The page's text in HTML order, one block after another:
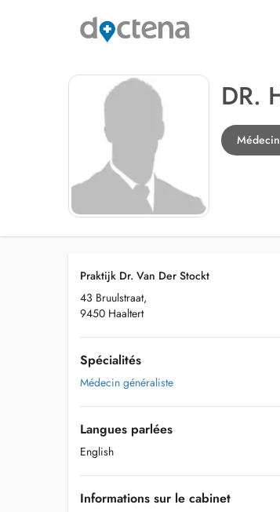
DR.
Praktijk Dr. Van Der Stockt
43 Bruulstraat,
9450 Haaltert
Spécialités
Médecin généraliste
Langues parlées
English
Informations sur le cabinet